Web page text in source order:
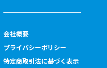
会社概要
プライバシーポリシー
特定商取引法に基づく表示